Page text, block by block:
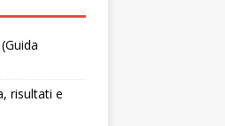
risultati e